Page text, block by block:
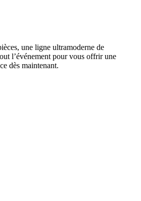
une ligne ultramoderne de
l’événement pour vous offrir une
dès maintenant.